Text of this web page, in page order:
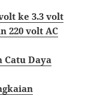
ke 3.3 volt
220 volt AC
Catu Daya